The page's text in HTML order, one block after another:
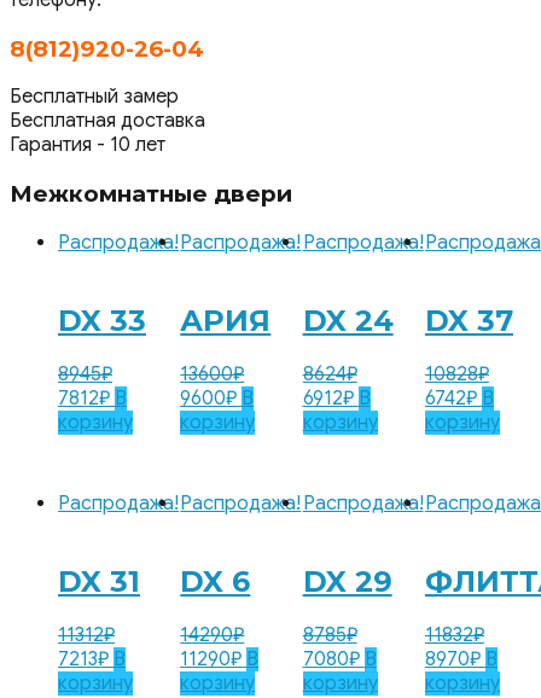
8(812)920-26-04
Бесплатный замер
Бесплатная доставка
Гарантия - 10 лет
Межкомнатные двери
Распродажа!
DX 33
8945₽
7812₽ В
корзину
Распродажа!
АРИЯ
13600₽
9600₽ В
корзину
Распродажа!
DX 24
8624₽
6912₽ В
корзину
DX 37
10828₽
6742₽ В
корзину
Распродажа!
DX 31
11312₽
7213₽ В
корзину
Распродажа!
DX 6
14290₽
11290₽ В
корзину
Распродажа!
DX 29
8785₽
7080₽ В
корзину
11832₽
8970₽ В
корзину